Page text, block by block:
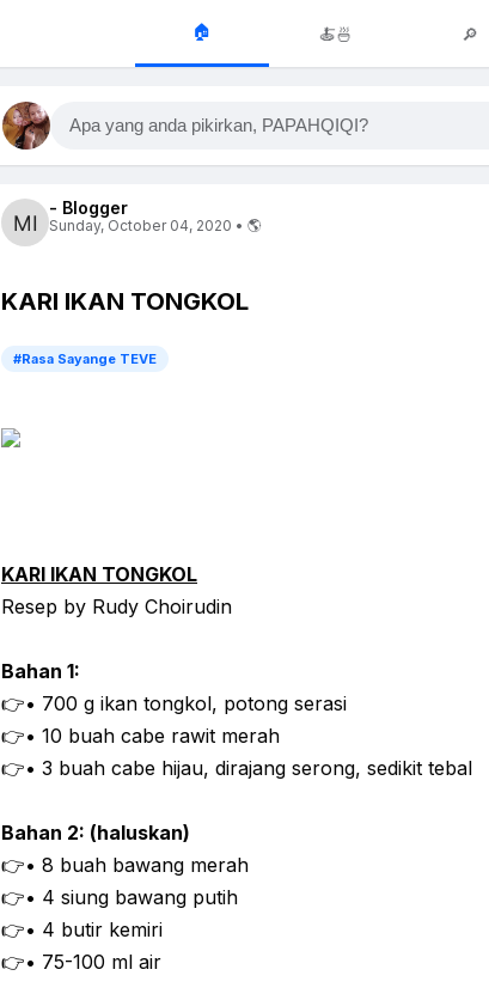
🏠 🍝🍜 🔎
Apa yang anda pikirkan, PAPAHQIQI?
- Blogger
Sunday, October 04, 2020 • 🌎
KARI IKAN TONGKOL
#Rasa Sayange TEVE
KARI IKAN TONGKOL
Resep by Rudy Choirudin
Bahan 1:
👉• 700 g ikan tongkol, potong serasi
👉• 10 buah cabe rawit merah
👉• 3 buah cabe hijau, dirajang serong, sedikit tebal
Bahan 2: (haluskan)
👉• 8 buah bawang merah
👉• 4 siung bawang putih
👉• 4 butir kemiri
👉• 75-100 ml air